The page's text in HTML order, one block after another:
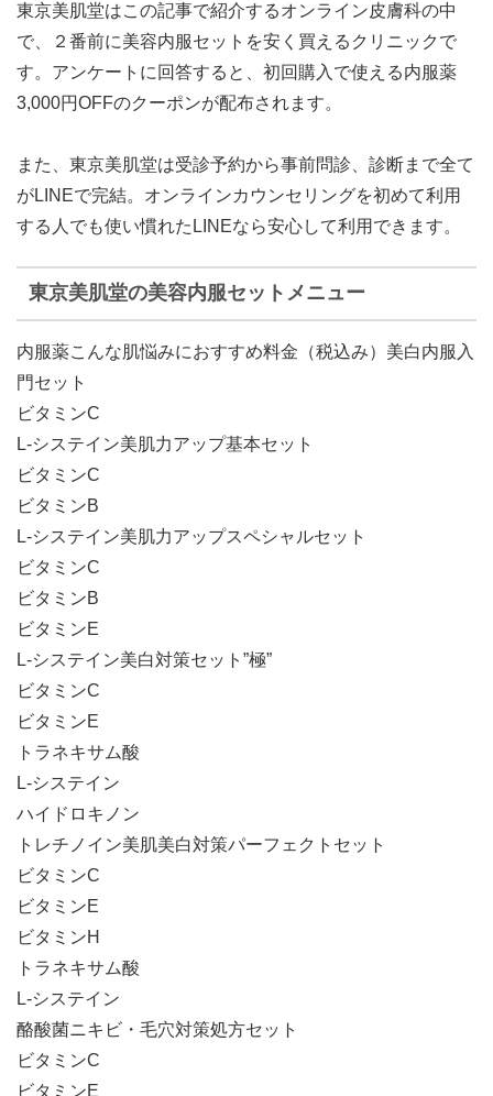
東京美肌堂はこの記事で紹介するオンライン皮膚科の中
で、２番前に美容内服セットを安く買えるクリニックで
す。アンケートに回答すると、初回購入で使える内服薬
3,000円OFFのクーポンが配布されます。
また、東京美肌堂は受診予約から事前問診、診断まで全て
がLINEで完結。オンラインカウンセリングを初めて利用
する人でも使い慣れたLINEなら安心して利用できます。
東京美肌堂の美容内服セットメニュー
内服薬こんな肌悩みにおすすめ料金（税込み）美白内服入
門セット
ビタミンC
L-システイン美肌力アップ基本セット
ビタミンC
ビタミンB
L-システイン美肌力アップスペシャルセット
ビタミンC
ビタミンB
ビタミンE
L-システイン美白対策セット”極”
ビタミンC
ビタミンE
トラネキサム酸
L-システイン
ハイドロキノン
トレチノイン美肌美白対策パーフェクトセット
ビタミンC
ビタミンE
ビタミンH
トラネキサム酸
L-システイン
酪酸菌ニキビ・毛穴対策処方セット
ビタミンC
ビタミンE